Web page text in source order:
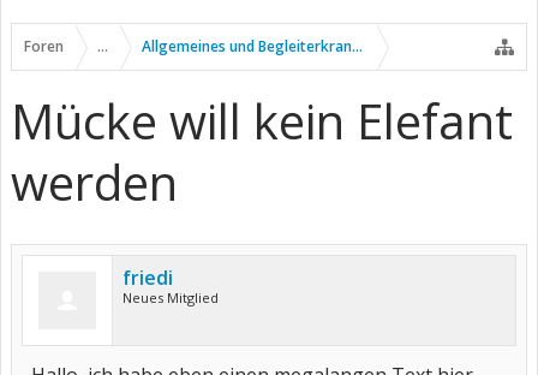
Foren ... Allgemeines und Begleiterkrankungen
Mücke will kein Elefant
werden
friedi
Neues Mitglied